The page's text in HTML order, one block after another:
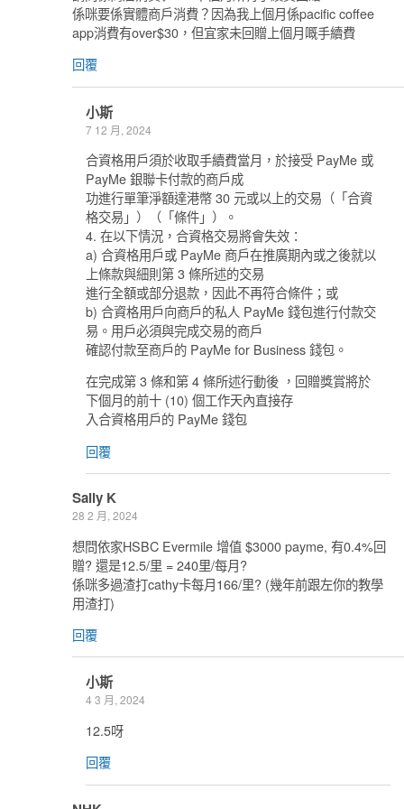
係咪要係實體商戶消費？因為我上個月係pacific coffee
app消費有over$30，但宜家未回贈上個月嘅手續費
回覆
小斯
7 12 月, 2024
合資格用戶須於收取手續費當月，於接受 PayMe 或
PayMe 銀聯卡付款的商戶成
功進行單筆淨額達港幣 30 元或以上的交易（「合資
格交易」）（「條件」）。
4. 在以下情況，合資格交易將會失效：
a) 合資格用戶或 PayMe 商戶在推廣期內或之後就以
上條款與細則第 3 條所述的交易
進行全額或部分退款，因此不再符合條件；或
b) 合資格用戶向商戶的私人 PayMe 錢包進行付款交
易。用戶必須與完成交易的商戶
確認付款至商戶的 PayMe for Business 錢包。
在完成第 3 條和第 4 條所述行動後 ，回贈獎賞將於
下個月的前十 (10) 個工作天內直接存
入合資格用戶的 PayMe 錢包
回覆
Sally K
28 2 月, 2024
想問依家HSBC Evermile 增值 $3000 payme, 有0.4%回
贈? 還是12.5/里 = 240里/每月?
係咪多過渣打cathy卡每月166/里? (幾年前跟左你的教學
用渣打)
回覆
小斯
4 3 月, 2024
12.5呀
回覆